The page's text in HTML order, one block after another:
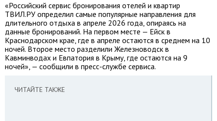
«Российский сервис бронирования отелей и квартир
ТВИЛ.РУ определил самые популярные направления для
длительного отдыха в апреле 2026 года, опираясь на
данные бронирований. На первом месте — Ейск в
Краснодарском крае, где в апреле остаются в среднем на 10
ночей. Второе место разделили Железноводск в
Кавминводах и Евпатория в Крыму, где остаются на 9
ночей», — сообщили в пресс-службе сервиса.
ЧИТАЙТЕ ТАКЖЕ